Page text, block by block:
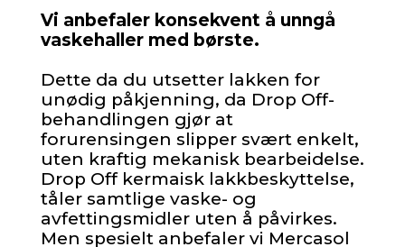
Vi anbefaler konsekvent å unngå
vaskehaller med børste.
Dette da du utsetter lakken for
unødig påkjenning, da Drop Off-
behandlingen gjør at
forurensingen slipper svært enkelt,
uten kraftig mekanisk bearbeidelse.
Drop Off kermaisk lakkbeskyttelse,
tåler samtlige vaske- og
avfettingsmidler uten å påvirkes.
Men spesielt anbefaler vi Mercasol